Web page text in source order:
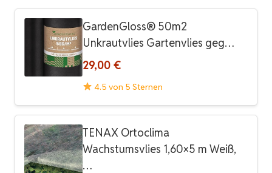
GardenGloss® 50m2
Unkrautvlies Gartenvlies geg…
29,00 €
4.5 von 5 Sternen
TENAX Ortoclima
Wachstumsvlies 1,60×5 m Weiß,
…